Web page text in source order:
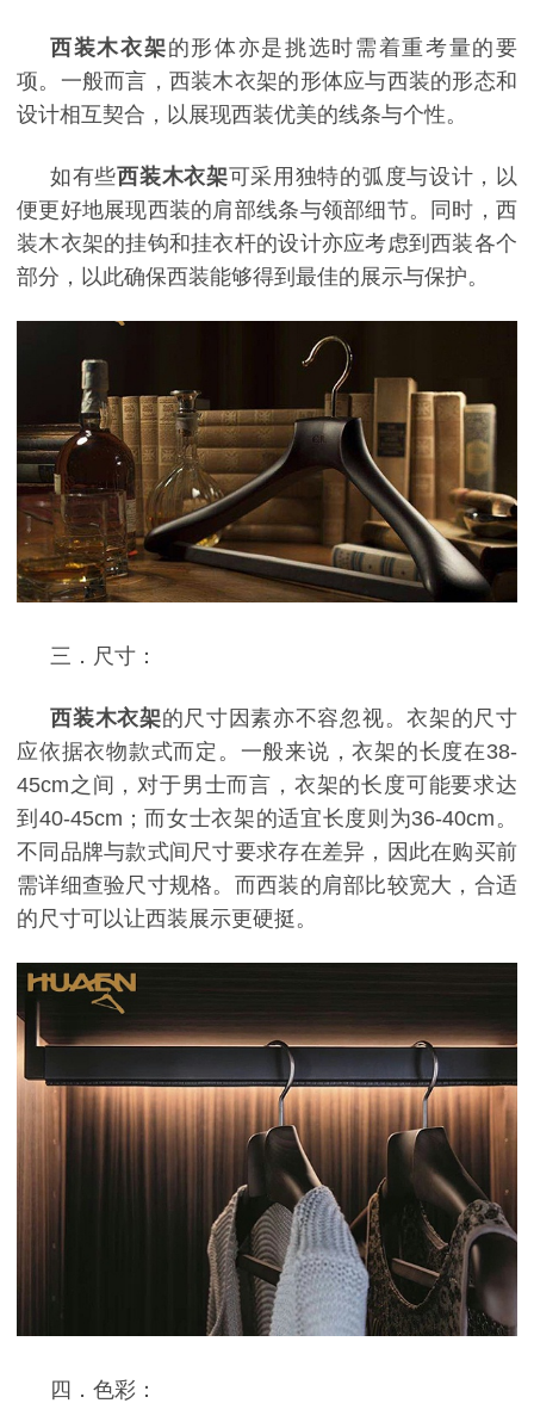
西装木衣架的形体亦是挑选时需着重考量的要
项。一般而言，西装木衣架的形体应与西装的形态和
设计相互契合，以展现西装优美的线条与个性。
如有些西装木衣架可采用独特的弧度与设计，以
便更好地展现西装的肩部线条与领部细节。同时，西
装木衣架的挂钩和挂衣杆的设计亦应考虑到西装各个
部分，以此确保西装能够得到最佳的展示与保护。
三．尺寸：
西装木衣架的尺寸因素亦不容忽视。衣架的尺寸
应依据衣物款式而定。一般来说，衣架的长度在38-
45cm 之间 ， 对于男士而言，衣架的长度可能要求达
到 40-45cm ；而女士衣架的适宜长度则为36-40cm 。
不同品牌与款式间尺寸要求存在差异，因此在购买前
需详细查验尺寸规格。 而西装的肩部比较宽大，合适
的尺寸可以让西装展示更硬挺。
四．色彩：